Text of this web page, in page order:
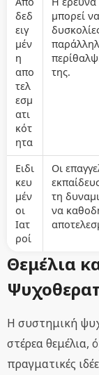
δεδ
ειγ
μέν
η
απο
τελ
εσμ
ατι
κότ
ητα
μπορεί
της.
Ειδι
κευ
μέν
οι
Ιατ
ροί
Οι
τη
να
Θεμέλια
Η συστημική
στέρεα θεμέλια,
πραγματικές